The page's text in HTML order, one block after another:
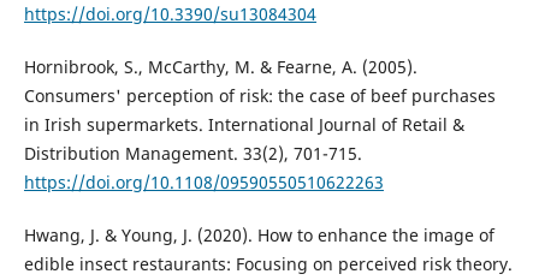
https://doi.org/10.3390/su13084304
Hornibrook, S., McCarthy, M. & Fearne, A. (2005).
Consumers' perception of risk: the case of beef purchases
in Irish supermarkets. International Journal of Retail &
Distribution Management. 33(2), 701-715.
https://doi.org/10.1108/09590550510622263
Hwang, J. & Young, J. (2020). How to enhance the image of
edible insect restaurants: Focusing on perceived risk theory.